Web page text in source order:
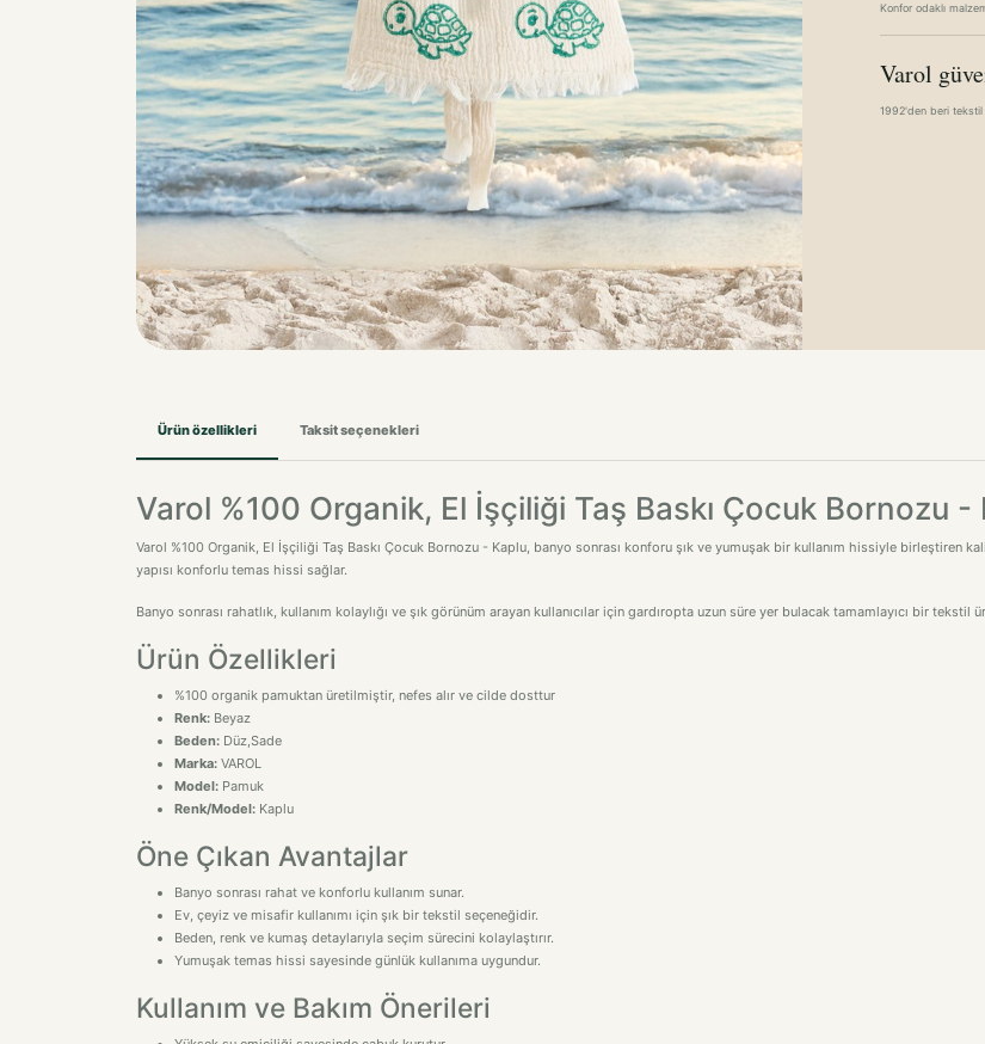
Konfor odaklı
Varol
1992'den beri tekstil
Ürün özellikleri Taksit seçenekleri
Varol %100 Organik, El İşçiliği Taş Baskı Çocuk Bornozu -
Varol %100 Organik, El İşçiliği Taş Baskı Çocuk Bornozu - Kaplu, banyo sonrası konforu şık ve yumuşak bir kullanım hissiyle birleştiren
yapısı konforlu temas hissi sağlar.
Banyo sonrası rahatlık, kullanım kolaylığı ve şık görünüm arayan kullanıcılar için gardıropta uzun süre yer bulacak tamamlayıcı bir tekstil
Ürün Özellikleri
%100 organik pamuktan üretilmiştir, nefes alır ve cilde dosttur
Renk: Beyaz
Beden: Düz,Sade
Marka: VAROL
Model: Pamuk
Renk/Model: Kaplu
Öne Çıkan Avantajlar
Banyo sonrası rahat ve konforlu kullanım sunar.
Ev, çeyiz ve misafir kullanımı için şık bir tekstil seçeneğidir.
Beden, renk ve kumaş detaylarıyla seçim sürecini kolaylaştırır.
Yumuşak temas hissi sayesinde günlük kullanıma uygundur.
Kullanım ve Bakım Önerileri